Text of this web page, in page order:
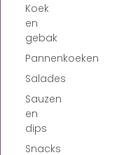
Koek
en
gebak
Pannenkoeken
Salades
Sauzen
en
dips
Snacks